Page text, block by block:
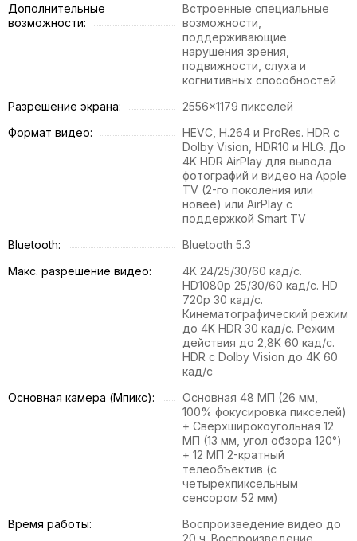
Дополнительные
возможности:
Встроенные специальные
возможности,
поддерживающие
нарушения зрения,
подвижности, слуха и
когнитивных способностей
Разрешение экрана:
2556×1179 пикселей
Формат видео:
HEVC, H.264 и ProRes. HDR с
Dolby Vision, HDR10 и HLG. До
4K HDR AirPlay для вывода
фотографий и видео на Apple
TV (2-го поколения или
новее) или AirPlay с
поддержкой Smart TV
Bluetooth:
Bluetooth 5.3
Макс. разрешение видео:
4K 24/25/30/60 кад/с.
HD1080p 25/30/60 кад/с. HD
720p 30 кад/с.
Кинематографический режим
до 4K HDR 30 кад/с. Режим
действия до 2,8K 60 кад/с.
HDR с Dolby Vision до 4K 60
кад/с
Основная камера (Мпикс):
Основная 48 МП (26 мм,
100% фокусировка пикселей)
+ Сверхширокоугольная 12
МП (13 мм, угол обзора 120°)
+ 12 МП 2-кратный
телеобъектив (с
четырехпиксельным
сенсором 52 мм)
Время работы:
Воспроизведение видео до
20 ч. Воспроизведение